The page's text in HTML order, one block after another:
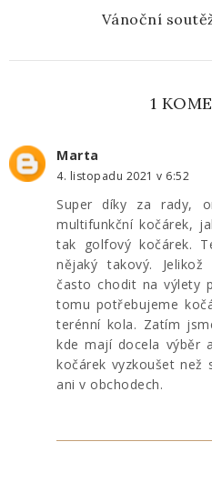
Vánoční
1
Marta
4. listopadu 2021 v 6:52
Super díky za rady,
multifunkční kočárek,
tak golfový kočárek.
nějaký takový.
často chodit na výlety
tomu potřebujeme
terénní kola. Zatím
kde mají docela výběr
kočárek vyzkoušet
ani v obchodech.